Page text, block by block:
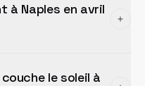
à Naples en avril
le soleil à